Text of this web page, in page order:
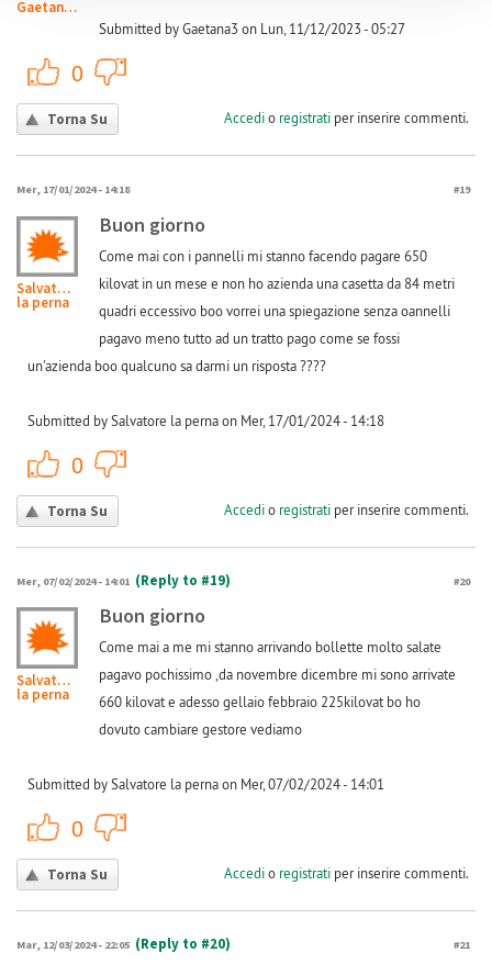
Gaetana3
Submitted by Gaetana3 on Lun, 11/12/2023 - 05:27
0
Torna Su Accedio registratiper inserire commenti.
Mer, 17/01/2024 - 14:18 #19
Salvatore
la perna
Buon giorno
Come mai con i pannelli mi stanno facendo pagare 650
kilovat in un mese e non ho azienda una casetta da 84 metri
quadri eccessivo boo vorrei una spiegazione senza oannelli
pagavo meno tutto ad un tratto pago come se fossi
un'azienda boo qualcuno sa darmi un risposta ????
Submitted by Salvatore la perna on Mer, 17/01/2024 - 14:18
0
Torna Su Accedio registratiper inserire commenti.
Mer, 07/02/2024 - 14:01 (Reply to #19) #20
Salvatore
la perna
Buon giorno
Come mai a me mi stanno arrivando bollette molto salate
pagavo pochissimo ,da novembre dicembre mi sono arrivate
660 kilovat e adesso gellaio febbraio 225kilovat bo ho
dovuto cambiare gestore vediamo
Submitted by Salvatore la perna on Mer, 07/02/2024 - 14:01
0
Torna Su Accedio registratiper inserire commenti.
Mar, 12/03/2024 - 22:05 (Reply to #20) #21